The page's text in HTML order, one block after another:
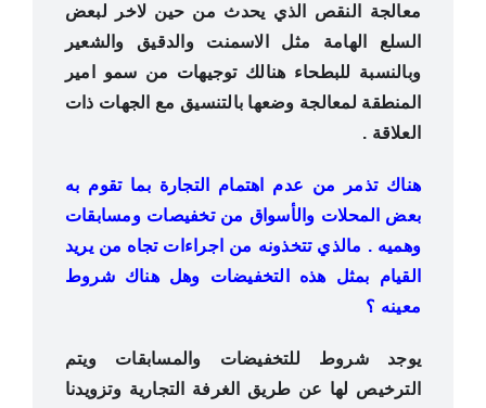
معالجة النقص الذي يحدث من حين لاخر لبعض
السلع الهامة مثل الاسمنت والدقيق والشعير
وبالنسبة للبطحاء هنالك توجيهات من سمو امير
المنطقة لمعالجة وضعها بالتنسيق مع الجهات ذات
العلاقة .
هناك تذمر من عدم اهتمام التجارة بما تقوم به
بعض المحلات والأسواق من تخفيصات ومسابقات
وهميه . مالذي تتخذونه من اجراءات تجاه من يريد
القيام بمثل هذه التخفيضات وهل هناك شروط
معينه ؟
يوجد شروط للتخفيضات والمسابقات ويتم
الترخيص لها عن طريق الغرفة التجارية وتزويدنا